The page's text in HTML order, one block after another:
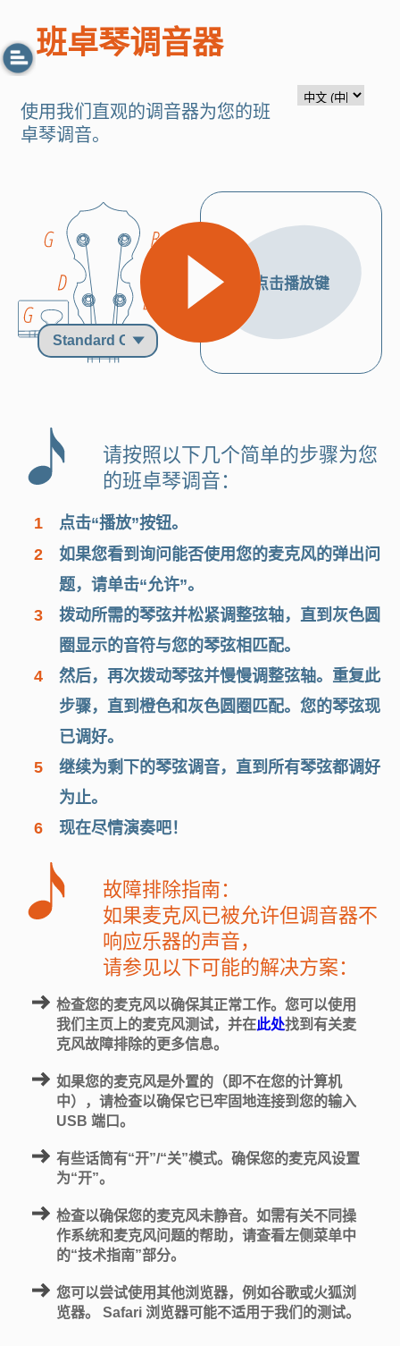
班卓琴调音器
使用我们直观的调音器为您的班
卓琴调音。
点击播放键
请按照以下几个简单的步骤为您
的班卓琴调音：
1
点击“播放”按钮。
2
如果您看到询问能否使用您的麦克风的弹出问
题，请单击“允许”。
3
拨动所需的琴弦并松紧调整弦轴，直到灰色圆
圈显示的音符与您的琴弦相匹配。
4
然后，再次拨动琴弦并慢慢调整弦轴。重复此
步骤，直到橙色和灰色圆圈匹配。您的琴弦现
已调好。
5
继续为剩下的琴弦调音，直到所有琴弦都调好
为止。
6
现在尽情演奏吧！
故障排除指南：
如果麦克风已被允许但调音器不
响应乐器的声音，
请参见以下可能的解决方案：
检查您的麦克风以确保其正常工作。您可以使用
我们主页上的麦克风测试，并在此处找到有关麦
克风故障排除的更多信息。
如果您的麦克风是外置的（即不在您的计算机
中），请检查以确保它已牢固地连接到您的输入
USB 端口。
有些话筒有“开”/“关”模式。确保您的麦克风设置
为“开”。
检查以确保您的麦克风未静音。如需有关不同操
作系统和麦克风问题的帮助，请查看左侧菜单中
的“技术指南”部分。
您可以尝试使用其他浏览器，例如谷歌或火狐浏
览器。 Safari 浏览器可能不适用于我们的测试。